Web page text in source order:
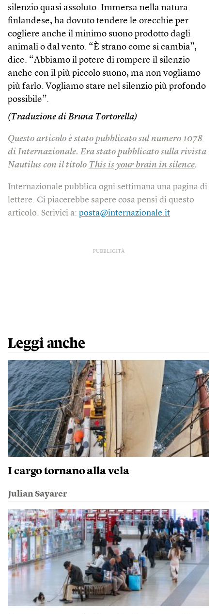
silenzio quasi assoluto. Immersa nella natura
finlandese, ha dovuto tendere le orecchie per
cogliere anche il minimo suono prodotto dagli
animali o dal vento. “È strano come si cambia”,
dice. “Abbiamo il potere di rompere il silenzio
anche con il più piccolo suono, ma non vogliamo
più farlo. Vogliamo stare nel silenzio più profondo
possibile”.
(Traduzione di Bruna Tortorella)
Questo articolo è stato pubblicato sul numero 1078
di Internazionale. Era stato pubblicato sulla rivista
Nautilus con il titolo This is your brain in silence.
Internazionale pubblica ogni settimana una pagina di
lettere. Ci piacerebbe sapere cosa pensi di questo
articolo. Scrivici a: posta@internazionale.it
PUBBLICITÀ
Leggi anche
I cargo tornano alla vela
Julian Sayarer